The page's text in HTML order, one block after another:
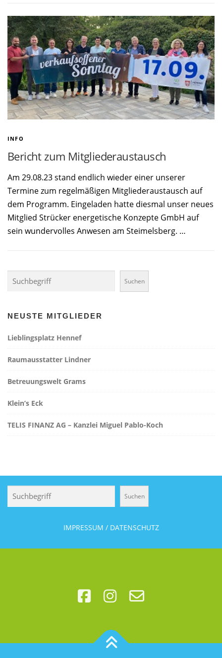
INFO
Bericht zum Mitgliederaustausch
Am 29.08.23 stand endlich wieder einer unserer
Termine zum regelmäßigen Mitgliederaustausch auf
dem Programm. Eingeladen hatte diesmal unser neues
Mitglied Strücker energetische Konzepte GmbH auf
sein wundervolles Anwesen am Steimelsberg. …
Suchen Suchen
NEUSTE MITGLIEDER
Lieblingsplatz Hennef
Raumausstatter Lindner
Betreuungswelt Grams
Klein’s Eck
TELIS FINANZ AG – Kanzlei Miguel Pablo-Koch
Suchen
Suchen
IMPRESSUM / DATENSCHUTZ